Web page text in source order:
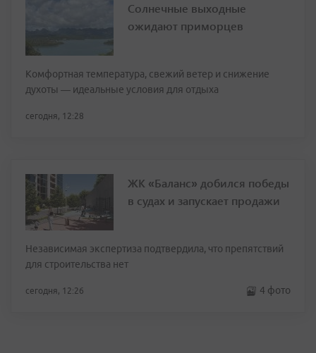
Солнечные выходные
ожидают приморцев
Комфортная температура, свежий ветер и снижение
духоты — идеальные условия для отдыха
сегодня, 12:28
ЖК «Баланс» добился победы
в судах и запускает продажи
Независимая экспертиза подтвердила, что препятствий
для строительства нет
сегодня, 12:26 4 фото